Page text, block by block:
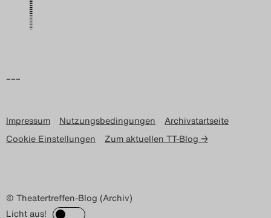
–––
Impressum Nutzungsbedingungen
Archivstartseite
Cookie Einstellungen
Zum aktuellen TT-Blog →
© Theatertreffen-Blog (Archiv)
Licht aus!